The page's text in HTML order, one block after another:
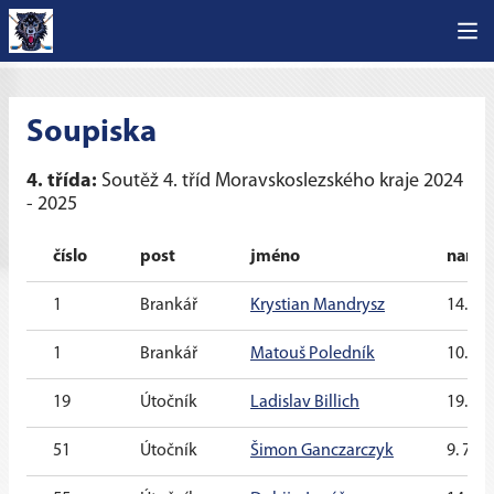
Soupiska
4. třída: Soutěž 4. tříd Moravskoslezského kraje 2024
- 2025
číslo post jméno
1 Brankář Krystian Mandrysz 14. 6.
1 Brankář Matouš Poledník 10. 7.
19 Útočník Ladislav Billich 19. 3.
51 Útočník Šimon Ganczarczyk 9. 7.